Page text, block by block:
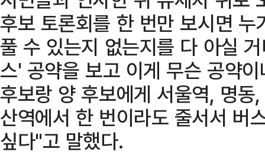
후보 토론회를 한 번만 보시면
풀 수 있는지 없는지를 다 아실
스' 공약을 보고 이게 무슨 공약
후보랑 양 후보에게 서울역, 명
산역에서 한 번이라도 줄서서 버
싶다"고 말했다.